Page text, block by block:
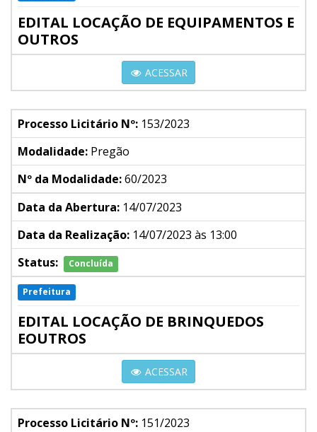
EDITAL LOCAÇÃO DE EQUIPAMENTOS E
OUTROS
ACESSAR
Processo Licitário Nº: 153/2023
Modalidade: Pregão
Nº da Modalidade:60/2023
Data da Abertura: 14/07/2023
Data da Realização: 14/07/2023 às 13:00
Status:
Concluída
Prefeitura
EDITAL LOCAÇÃO DE BRINQUEDOS
EOUTROS
ACESSAR
Processo Licitário Nº: 151/2023